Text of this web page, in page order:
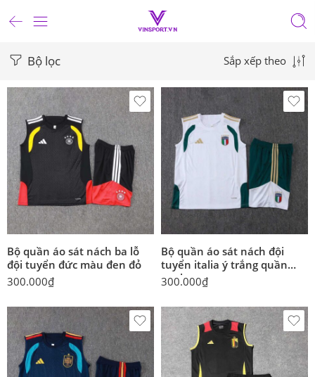
Bộ lọc Sắp xếp theo
Bộ quần áo sát nách ba lỗ
đội tuyển đức màu đen đỏ
300.000₫
Bộ quần áo sát nách đội
tuyển italia ý trắng quần
xanh
300.000₫